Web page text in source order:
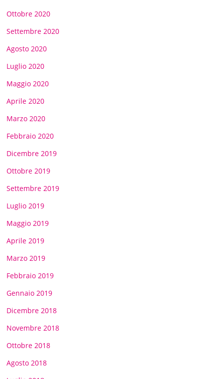
Ottobre 2020
Settembre 2020
Agosto 2020
Luglio 2020
Maggio 2020
Aprile 2020
Marzo 2020
Febbraio 2020
Dicembre 2019
Ottobre 2019
Settembre 2019
Luglio 2019
Maggio 2019
Aprile 2019
Marzo 2019
Febbraio 2019
Gennaio 2019
Dicembre 2018
Novembre 2018
Ottobre 2018
Agosto 2018